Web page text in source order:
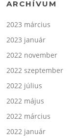
ARCHÍVUM
2023 március
2023 január
2022 november
2022 szeptember
2022 július
2022 május
2022 március
2022 január